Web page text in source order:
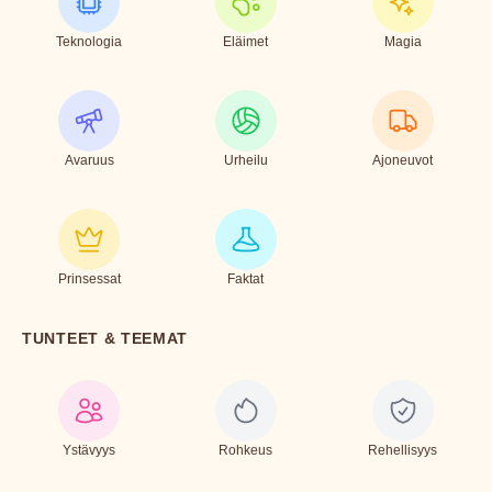
Teknologia Eläimet Magia
Avaruus Urheilu Ajoneuvot
Prinsessat Faktat
TUNTEET & TEEMAT
Ystävyys Rohkeus Rehellisyys